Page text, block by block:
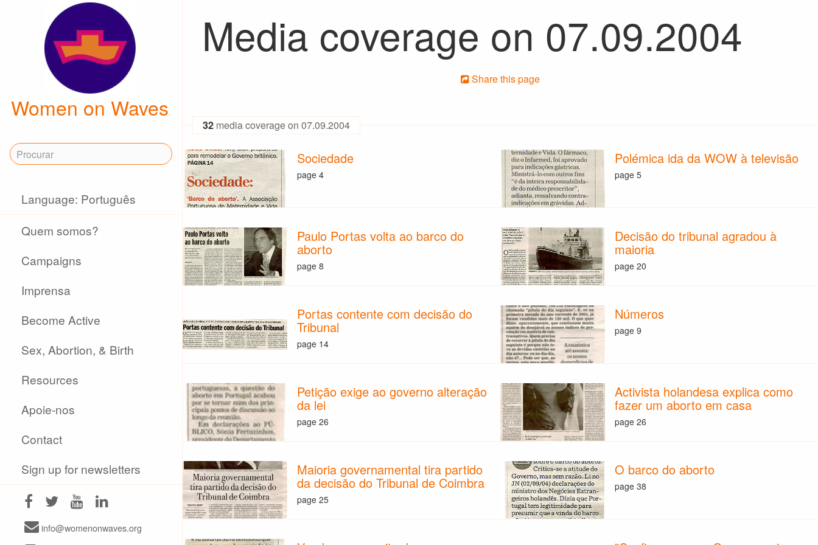
Women on Waves
Language: Português
Quem somos?
Campaigns
Imprensa
Become Active
Sex, Abortion, & Birth
Resources
Apoie-nos
Contact
Sign up for newsletters
info@womenonwaves.org
Media coverage on 07.09.2004
Share this page
32 media coverage on 07.09.2004
Sociedade
page 4
Polémica ida da WOW à televisão
page 5
Paulo Portas volta ao barco do
aborto
page 8
Decisão do tribunal agradou à
maioria
page 20
Portas contente com decisão do
Tribunal
page 14
Números
page 9
Petição exige ao governo alteração
da lei
page 26
Activista holandesa explica como
fazer um aborto em casa
page 26
Maioria governamental tira partido
da decisão do Tribunal de Coimbra
page 25
O barco do aborto
page 38